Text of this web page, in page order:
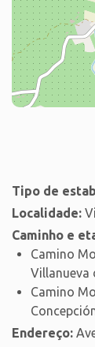
Tipo de
Localidade:
Caminho e
Camino
Villanueva
Camino
Endereço: